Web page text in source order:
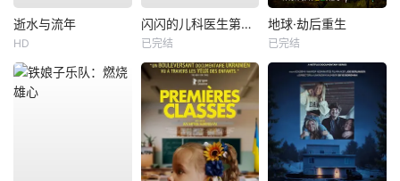
逝水与流年
HD
闪闪的儿科医生第四季
已完结
地球·劫后重生
已完结